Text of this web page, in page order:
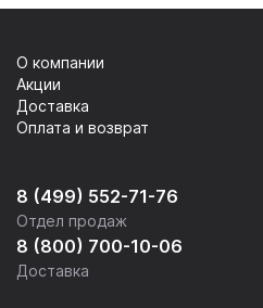
Practice /
8 (499) 552-71-76
Отдел продаж
8 (800) 700-10-06
Доставка
О компании
Акции
Доставка
Оплата и возврат